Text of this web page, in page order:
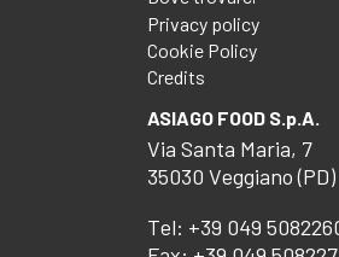
Privacy policy
Cookie Policy
Credits
ASIAGO FOOD S.p.A.
Via Santa Maria, 7
35030 Veggiano
Tel: +39 049